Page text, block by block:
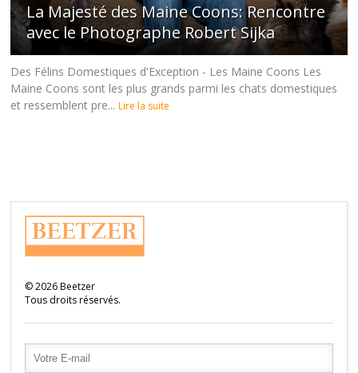
La Majesté des Maine Coons: Rencontre
avec le Photographe Robert Sijka
Des Félins Domestiques d'Exception - Les Maine Coons Les
Maine Coons sont les plus grands parmi les chats domestiques
et ressemblent pre... Lire la suite
©2026Beetzer
Tous droits réservés.